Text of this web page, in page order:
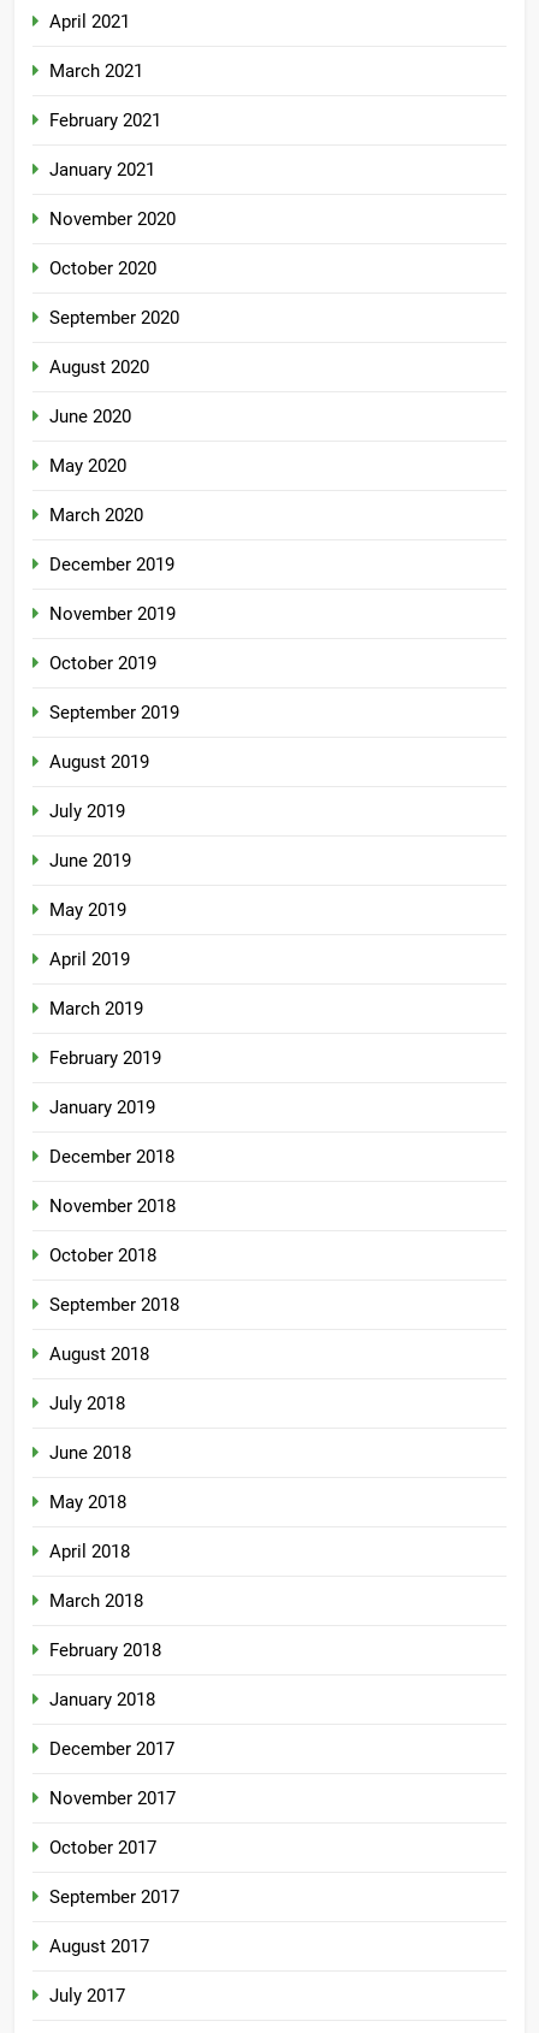
April 2021
March 2021
February 2021
January 2021
November 2020
October 2020
September 2020
August 2020
June 2020
May 2020
March 2020
December 2019
November 2019
October 2019
September 2019
August 2019
July 2019
June 2019
May 2019
April 2019
March 2019
February 2019
January 2019
December 2018
November 2018
October 2018
September 2018
August 2018
July 2018
June 2018
May 2018
April 2018
March 2018
February 2018
January 2018
December 2017
November 2017
October 2017
September 2017
August 2017
July 2017